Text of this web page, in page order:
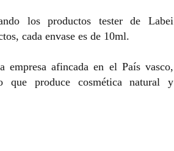
los productos tester de Labei
cada envase es de 10ml.
empresa afincada en el País vasco,
que produce cosmética natural y